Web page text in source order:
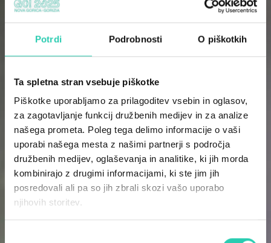
Potrdi Podrobnosti O piškotkih
Ta spletna stran vsebuje piškotke
Piškotke uporabljamo za prilagoditev vsebin in oglasov,
za zagotavljanje funkcij družbenih medijev in za analize
našega prometa. Poleg tega delimo informacije o vaši
uporabi našega mesta z našimi partnerji s področja
družbenih medijev, oglaševanja in analitike, ki jih morda
kombinirajo z drugimi informacijami, ki ste jim jih
posredovali ali pa so jih zbrali skozi vašo uporabo
njihovih storitev.